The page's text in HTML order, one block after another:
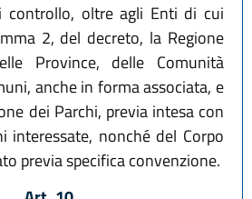
controllo, oltre agli Enti di cui
2, del decreto, la Regione
Province, delle Comunità
anche in forma associata, e
dei Parchi, previa intesa con
interessate, nonché del Corpo
previa specifica convenzione.